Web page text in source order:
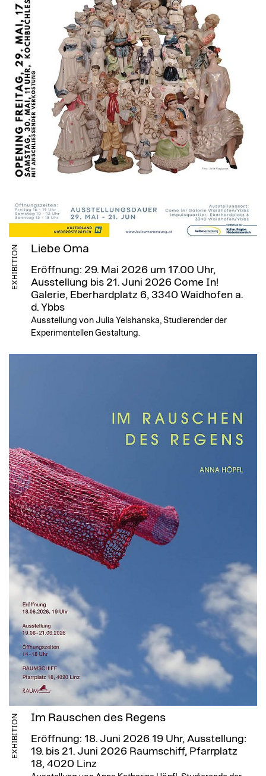
EXHIBITION Liebe Oma
Eröffnung: 29. Mai 2026 um 17.00 Uhr,
Ausstellung bis 21. Juni 2026 Come In!
Galerie, Eberhardplatz 6, 3340 Waidhofen a.
d. Ybbs
Ausstellung von Julia Yelshanska, Studierender der
Experimentellen Gestaltung.
EXHIBITION Im Rauschen des Regens
Eröffnung: 18. Juni 2026 19 Uhr, Ausstellung:
19. bis 21. Juni 2026 Raumschiff, Pfarrplatz
18, 4020 Linz